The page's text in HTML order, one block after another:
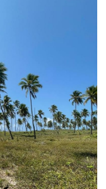
1
8
1
105
1
1